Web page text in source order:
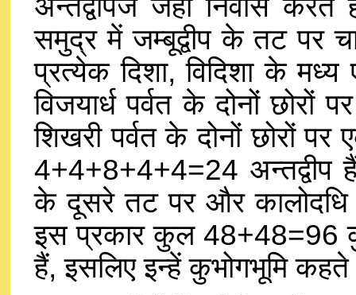
समुद्र में जम्बूद्वीप के तट पर
प्रत्येक दिशा, विदिशा के
विजयार्ध पर्वत के दोनों
शिखरी पर्वत के दोनों छोरों
4+4+8+4+4=24 अन्तद्वीप
के दूसरे तट पर और
इस प्रकार कुल 48+48=96
हैं, इसलिए इन्हें कुभोगभूमि